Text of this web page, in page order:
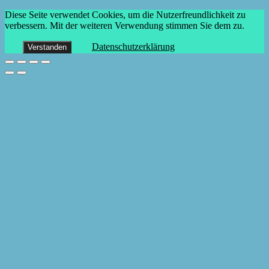
Diese Seite verwendet Cookies, um die Nutzerfreundlichkeit zu
verbessern. Mit der weiteren Verwendung stimmen Sie dem zu.
Verstanden Datenschutzerklärung